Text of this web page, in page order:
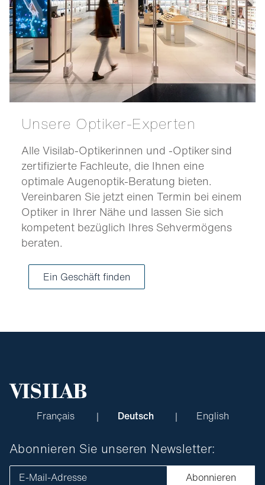
Unsere Optiker-Experten
Alle Visilab-Optikerinnen und -Optiker sind
zertifizierte Fachleute, die Ihnen eine
optimale Augenoptik-Beratung bieten.
Vereinbaren Sie jetzt einen Termin bei einem
Optiker in Ihrer Nähe und lassen Sie sich
kompetent bezüglich Ihres Sehvermögens
beraten.
Ein Geschäft finden
Français Deutsch English
Abonnieren Sie unseren Newsletter:
E-Mail-Adresse Abonnieren